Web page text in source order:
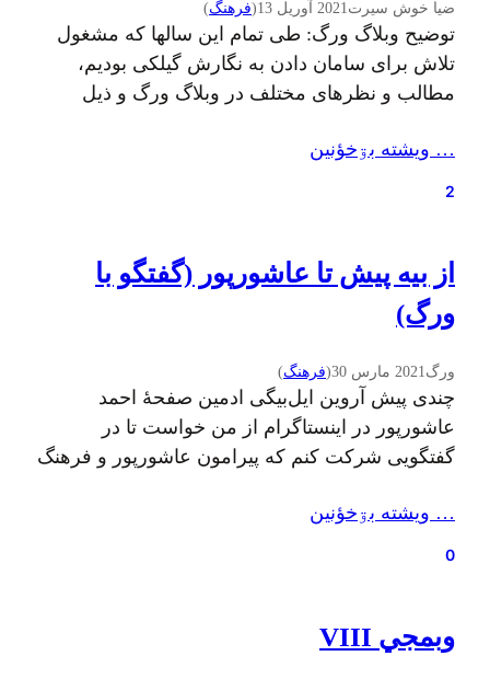
ضیا خوش سیرت2021 آوریل 13 (فرهنگ)
توضیح وبلاگ ورگ: طی تمام این سالها که مشغول
تلاش برای سامان دادن به نگارش گیلکی بودیم،
مطالب و نظرهای مختلف در وبلاگ ورگ و ذیل
پرسشگر این موضوع کمک خواهد کرد تا دسترسی
یکجا به این منابع داشته باشد. اخیرا از سوی
… ويشته بۊخؤنين
2
از بیه پیش تا عاشورپور (گفتگو با
ورگ)
ورگ2021 مارس 30 (فرهنگ)
چندی پیش آروین ایل‌بیگی ادمین صفحهٔ احمد
عاشورپور در اینستاگرام از من خواست تا در
گفتگویی شرکت کنم که پیرامون عاشورپور و فرهنگ
در استفاده از امکان لایو اینستاگرامه.در این گفتگو به
زعم خودم بسیاری از گفتنی‌هام رو که گمان میکردم
… ويشته بۊخؤنين
0
وبمجي VIII